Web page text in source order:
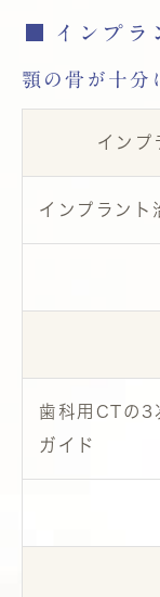
インプラ
顎の骨が十分
インプ
インプラント
歯科用CTの3
ガイド